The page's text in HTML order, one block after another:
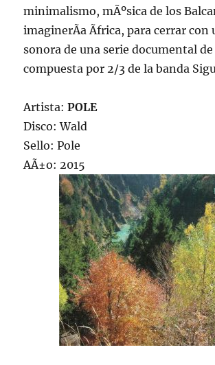
minimalismo, mÃºsica de los
imaginerÃ­a Ãfrica, para cerrar con
sonora de una serie documental de
compuesta por 2/3 de la banda
Artista:POLE
Disco: Wald
Sello: Pole
AÃ±o: 2015